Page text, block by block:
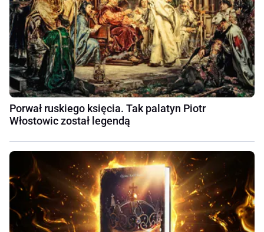
Porwał ruskiego księcia. Tak palatyn Piotr
Włostowic został legendą